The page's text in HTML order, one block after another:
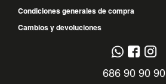
Condiciones generales de compra
Cambios y devoluciones
686 90 90 90